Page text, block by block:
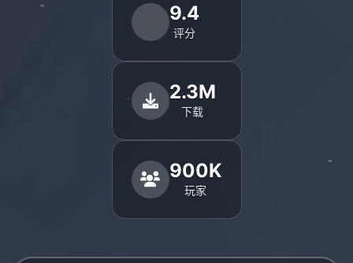
9.4
评分
2.3M
下载
900K
玩家